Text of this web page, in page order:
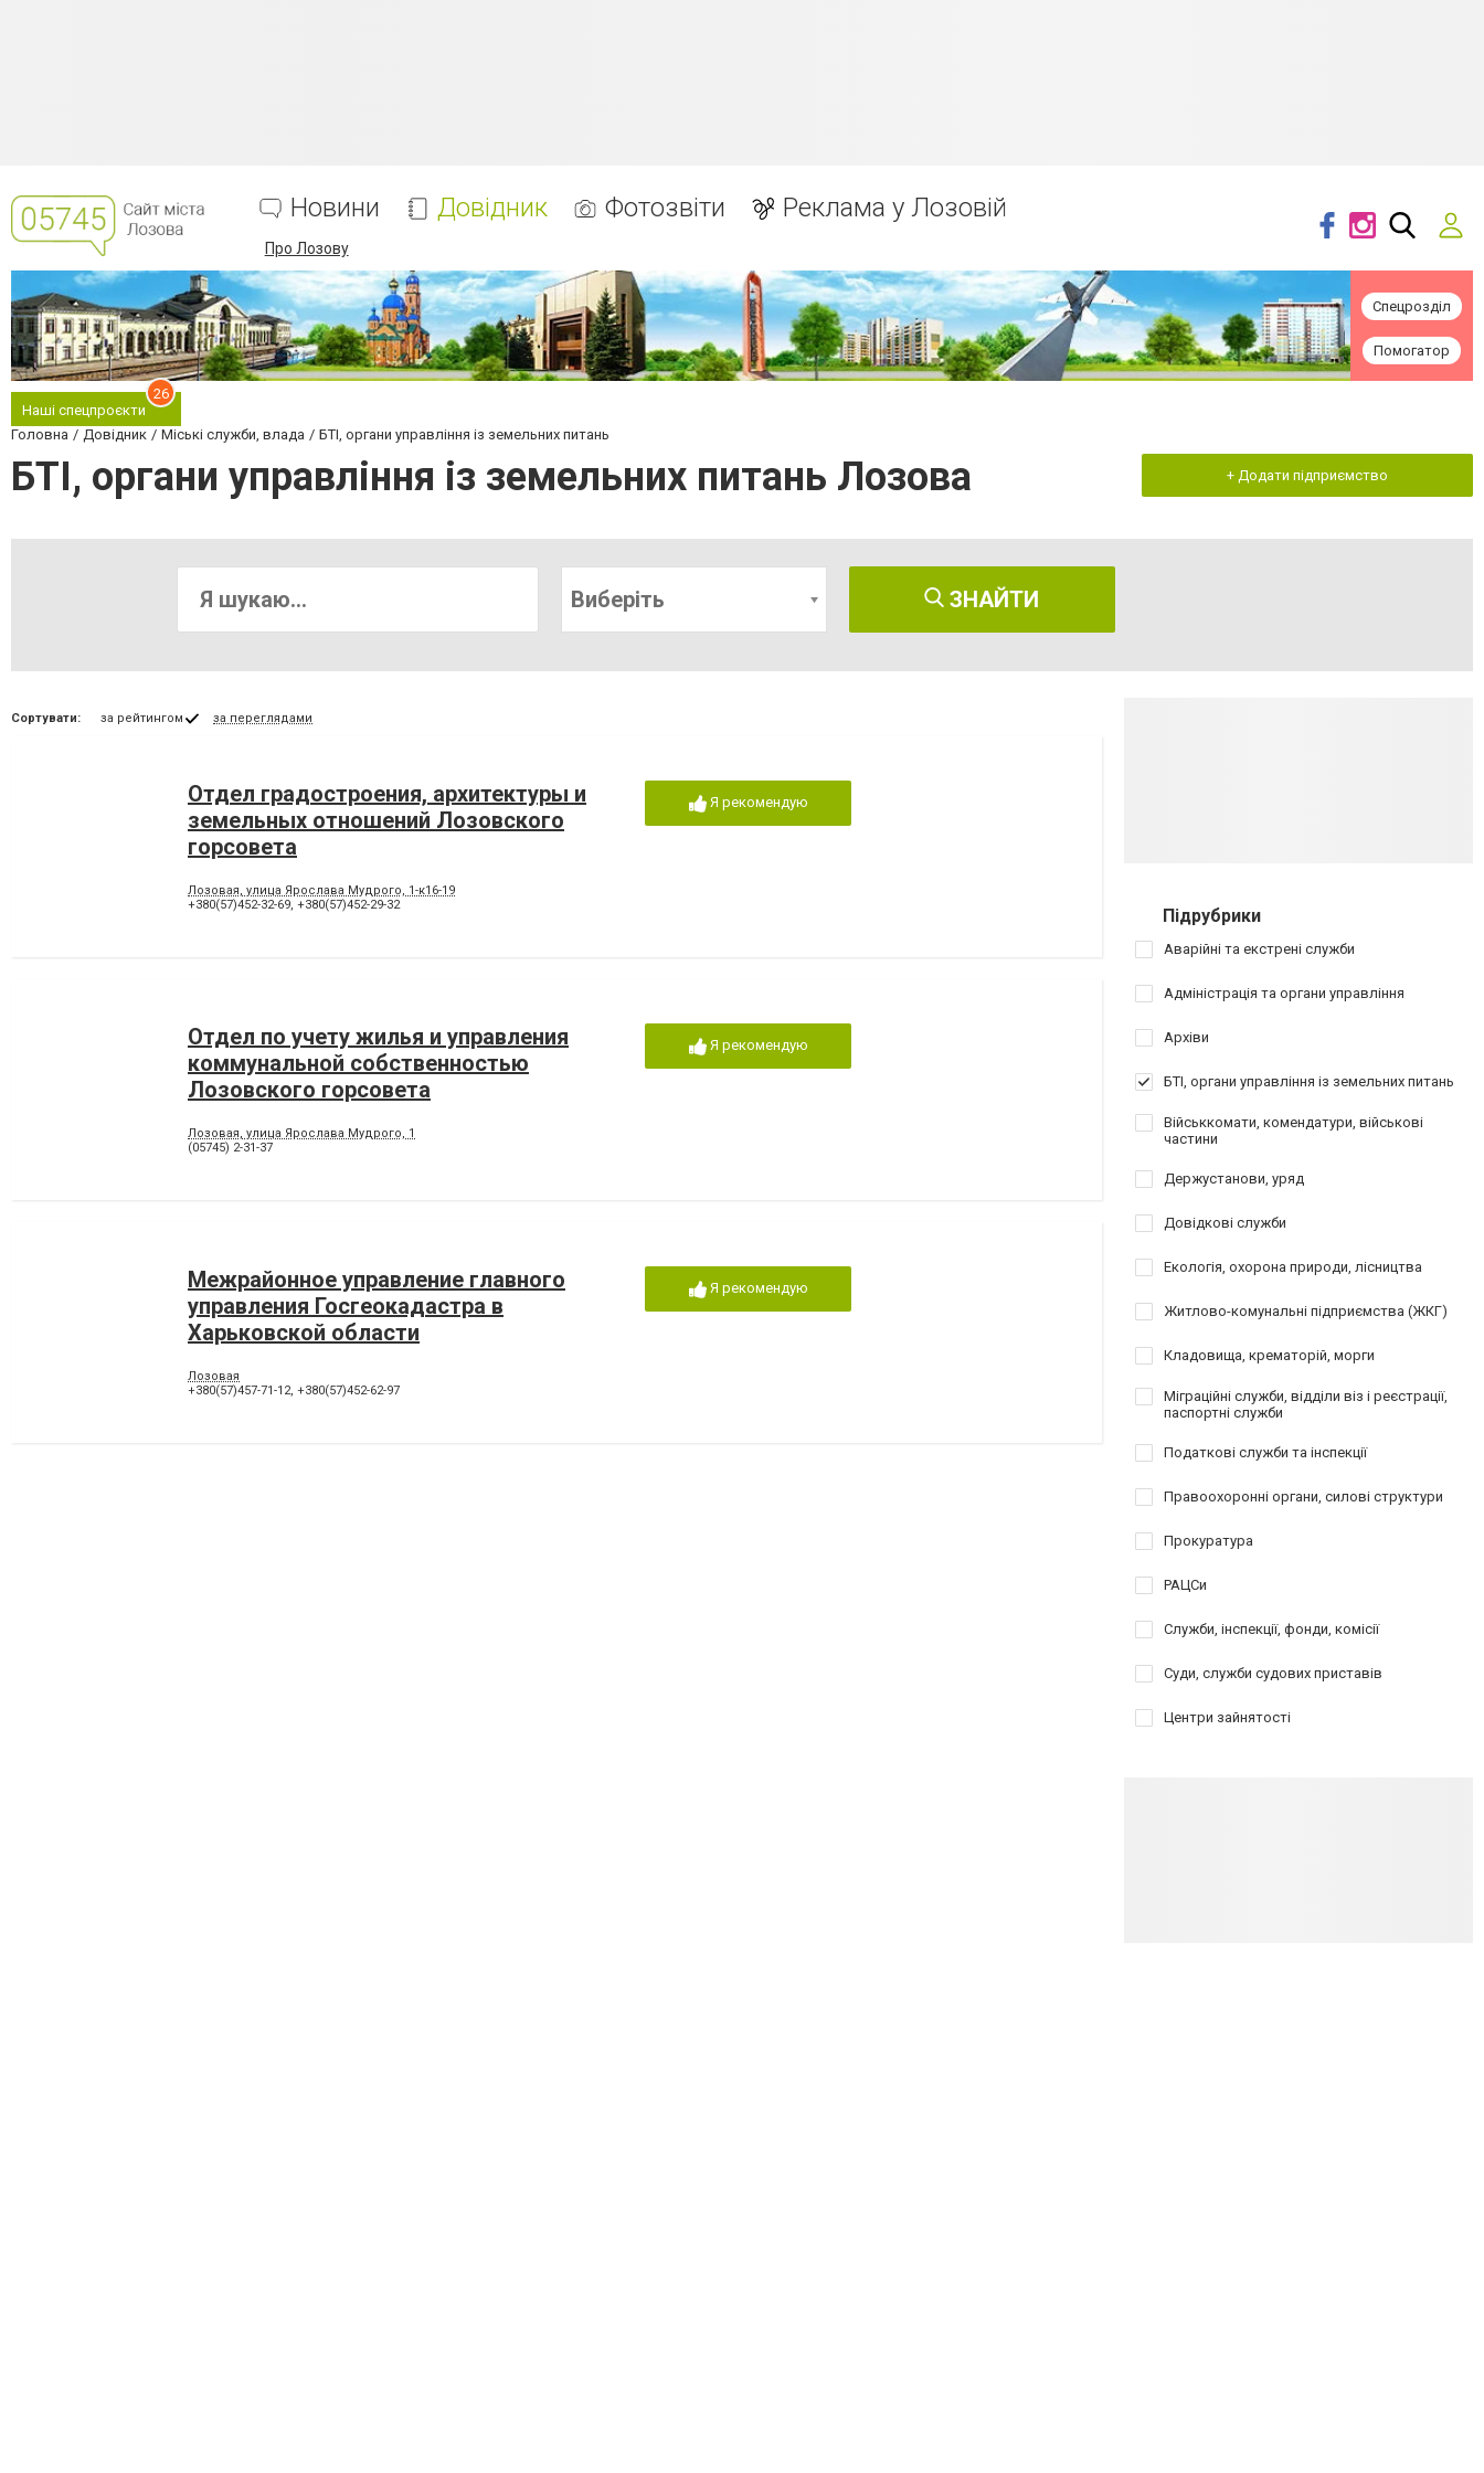
Новини Довідник Фотозвіти Реклама у Лозовій
Про Лозову
Спецрозділ
Помогатор
Наші спецпроєкти
26
Головна Довідник Міські служби, влада БТІ, органи управління із земельних питань
БТІ, органи управління із земельних питань Лозова + Додати підприємство
Виберіть ЗНАЙТИ
Сортувати: за рейтингом за переглядами
Отдел градостроения, архитектуры и
земельных отношений Лозовского
горсовета
Лозовая, улица Ярослава Мудрого, 1-к16-19
+380(57)452-32-69, +380(57)452-29-32
Я рекомендую
Отдел по учету жилья и управления
коммунальной собственностью
Лозовского горсовета
Лозовая, улица Ярослава Мудрого, 1
(05745) 2-31-37
Я рекомендую
Межрайонное управление главного
управления Госгеокадастра в
Харьковской области
Лозовая
+380(57)457-71-12, +380(57)452-62-97
Я рекомендую
Підрубрики
Аварійні та екстрені служби
Адміністрація та органи управління
Архіви
БТІ, органи управління із земельних питань
Військкомати, комендатури, військові
частини
Держустанови, уряд
Довідкові служби
Екологія, охорона природи, лісництва
Житлово-комунальні підприємства (ЖКГ)
Кладовища, крематорій, морги
Міграційні служби, відділи віз і реєстрації,
паспортні служби
Податкові служби та інспекції
Правоохоронні органи, силові структури
Прокуратура
РАЦСи
Служби, інспекції, фонди, комісії
Суди, служби судових приставів
Центри зайнятості